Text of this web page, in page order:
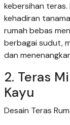
kebersihan teras.
kehadiran
rumah bebas
berbagai sudut,
dan
2. Teras
Kayu
Desain Teras